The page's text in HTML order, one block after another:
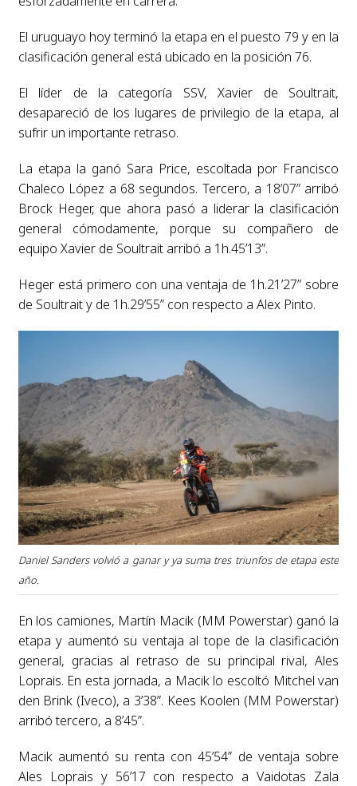
El uruguayo hoy terminó la etapa en el puesto 79 y en la
clasificación general está ubicado en la posición 76.
El líder de la categoría SSV, Xavier de Soultrait,
desapareció de los lugares de privilegio de la etapa, al
sufrir un importante retraso.
La etapa la ganó Sara Price, escoltada por Francisco
Chaleco López a 68 segundos. Tercero, a 18’07” arribó
Brock Heger, que ahora pasó a liderar la clasificación
general cómodamente, porque su compañero de
equipo Xavier de Soultrait arribó a 1h.45’13”.
Heger está primero con una ventaja de 1h.21’27” sobre
de Soultrait y de 1h.29’55” con respecto a Alex Pinto.
Daniel Sanders volvió a ganar y ya suma tres triunfos de etapa este
año.
En los camiones, Martín Macik (MM Powerstar) ganó la
etapa y aumentó su ventaja al tope de la clasificación
general, gracias al retraso de su principal rival, Ales
Loprais. En esta jornada, a Macik lo escoltó Mitchel van
den Brink (Iveco), a 3’38”. Kees Koolen (MM Powerstar)
arribó tercero, a 8’45”.
Macik aumentó su renta con 45’54” de ventaja sobre
Ales Loprais y 56’17 con respecto a Vaidotas Zala